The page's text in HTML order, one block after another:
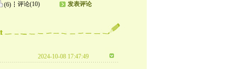
(6) 评论(10) 发表评论
2024-10-08 17:47:49